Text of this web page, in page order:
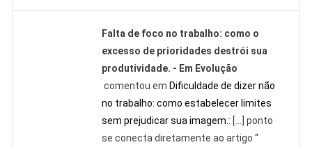
Falta de foco no trabalho: como o
excesso de prioridades destrói sua
produtividade. - Em Evolução
comentou emDificuldade de dizer não
no trabalho: como estabelecer limites
sem prejudicar sua imagem. : […] ponto
se conecta diretamente ao artigo “